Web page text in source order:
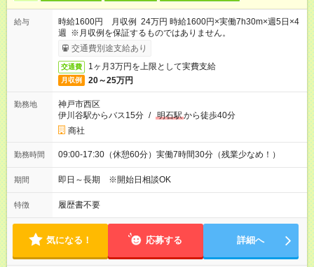
給与
時給1600円 月収例 24万円 時給1600円×実働7h30m×週5日×4
週 ※月収例を保証するものではありません。
交通費別途支給あり
交通費 1ヶ月3万円を上限として実費支給
月収例 20～25万円
勤務地
神戸市西区
伊川谷駅からバス15分 / 明石駅から徒歩40分
商社
勤務時間 09:00-17:30（休憩60分）実働7時間30分（残業少なめ！）
期間 即日～長期 ※開始日相談OK
特徴 履歴書不要
気になる！ 応募する 詳細へ